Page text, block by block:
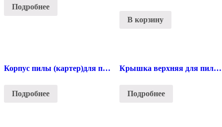
Подробнее
В корзину
Корпус пилы (картер)для пилы Stihl 180.
Подробнее
Крышка верхняя для пилы Stihl 180.
Подробнее